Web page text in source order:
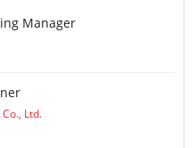
Manager
Ltd.